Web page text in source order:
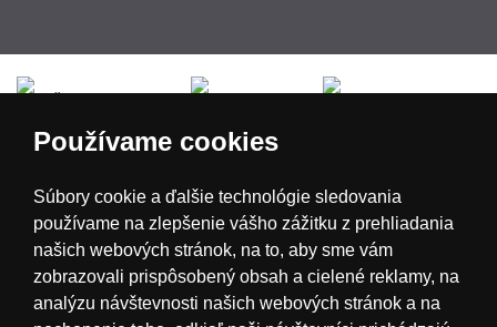
Používame cookies
Súbory cookie a ďalšie technológie sledovania
používame na zlepšenie vášho zážitku z prehliadania
našich webových stránok, na to, aby sme vám
zobrazovali prispôsobený obsah a cielené reklamy, na
analýzu návštevnosti našich webových stránok a na